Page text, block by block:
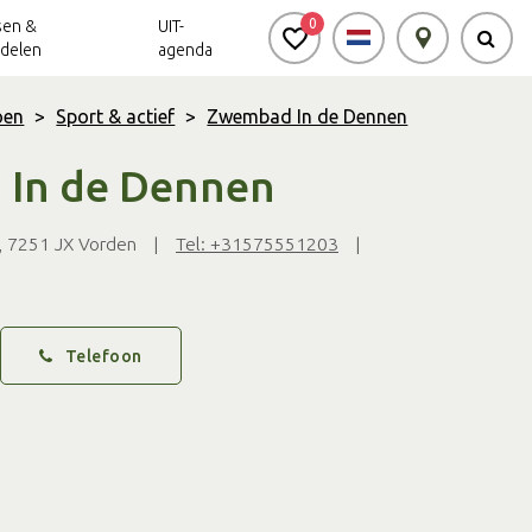
Vrijheid in de
Achterhoek
Achterhoek Routes
app
Meldpunt Routes
&
Ode aan het
Landschap
UIT-
agenda
0
> Sport & actief > Zwembad In de Dennen
de Dennen
JX Vorden | Tel: +31575551203
|
Telefoon